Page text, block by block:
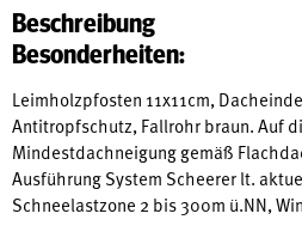
Beschreibung
Besonderheiten:
Leimholzpfosten 11x11cm,
Antitropfschutz, Fallrohr braun. Auf
Mindestdachneigung gemäß
Ausführung System Scheerer lt.
Schneelastzone 2 bis 300m ü.NN,